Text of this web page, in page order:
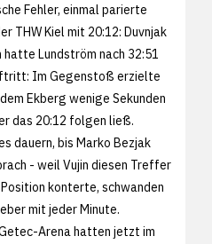
Fehler, einmal parierte
THW Kiel mit 20:12: Duvnjak
Lundström nach 32:51
Im Gegenstoß erzielte
Ekberg wenige Sekunden
das 20:12 folgen ließ.
dauern, bis Marko Bezjak
- weil Vujin diesen Treffer
konterte, schwanden
mit jeder Minute.
Arena hatten jetzt im